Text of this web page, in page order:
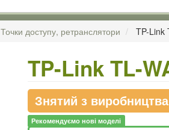
Точки доступу, ретранслятори TP-Link
TP-Link TL-
Знятий з виробництва
Рекомендуємо нові моделі